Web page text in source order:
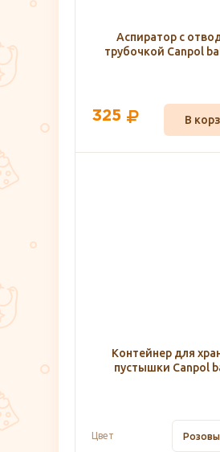
Аспиратор с
трубочкой Canpol
325 В
Контейнер для
пустышки Canpol
Цвет